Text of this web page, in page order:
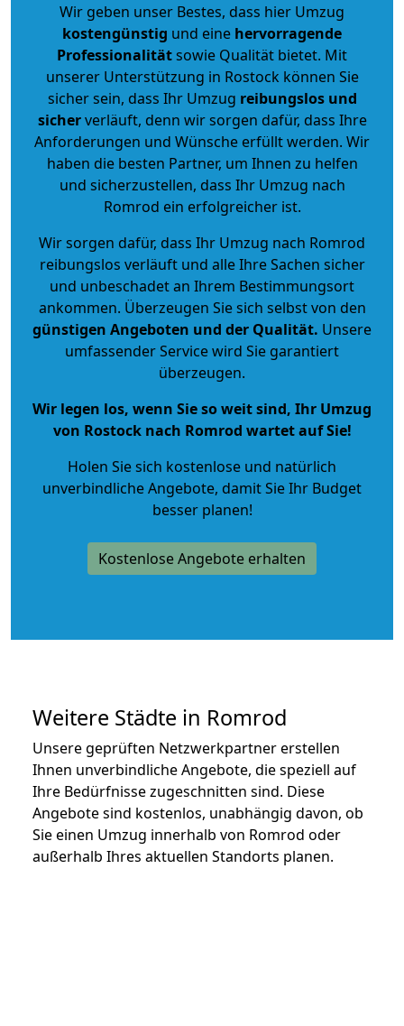
Wir geben unser Bestes, dass hier Umzug
kostengünstig und eine hervorragende
Professionalitätsowie Qualität bietet. Mit
unserer Unterstützung in Rostock können Sie
sicher sein, dass Ihr Umzug reibungslos und
sicherverläuft, denn wir sorgen dafür, dass Ihre
Anforderungen und Wünsche erfüllt werden. Wir
haben die besten Partner, um Ihnen zu helfen
und sicherzustellen, dass Ihr Umzug nach
Romrod ein erfolgreicher ist.
Wir sorgen dafür, dass Ihr Umzug nach Romrod
reibungslos verläuft und alle Ihre Sachen sicher
und unbeschadet an Ihrem Bestimmungsort
ankommen. Überzeugen Sie sich selbst von den
günstigen Angeboten und der Qualität. Unsere
umfassender Service wird Sie garantiert
überzeugen.
Wir legen los, wenn Sie so weit sind, Ihr Umzug
von Rostock nach Romrod wartet auf Sie!
Holen Sie sich kostenlose und natürlich
unverbindliche Angebote, damit Sie Ihr Budget
besser planen!
Kostenlose Angebote erhalten
Weitere Städte in Romrod
Unsere geprüften Netzwerkpartner erstellen
Ihnen unverbindliche Angebote, die speziell auf
Ihre Bedürfnisse zugeschnitten sind. Diese
Angebote sind kostenlos, unabhängig davon, ob
Sie einen Umzug innerhalb von Romrod oder
außerhalb Ihres aktuellen Standorts planen.